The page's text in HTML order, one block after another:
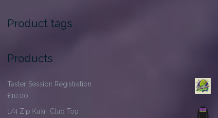
Product tags
Products
Taster Session Registration
£10.00
1/4 Zip Kukri Club Top